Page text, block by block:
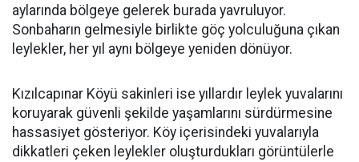
aylarında bölgeye gelerek burada yavruluyor.
Sonbaharın gelmesiyle birlikte göç yolculuğuna çıkan
leylekler, her yıl aynı bölgeye yeniden dönüyor.
Kızılcapınar Köyü sakinleri ise yıllardır leylek yuvalarını
koruyarak güvenli şekilde yaşamlarını sürdürmesine
hassasiyet gösteriyor. Köy içerisindeki yuvalarıyla
dikkatleri çeken leylekler oluşturdukları görüntülerle